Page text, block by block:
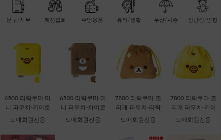
문구/사무 패션잡화 주방용품 뷰티/생활 우산/시즌 장난감/인형
6500 리락쿠마 미
니 파우치-키이로
이토리 [C2-06871
도매회원전용
6500 리락쿠마 미
니 파우치-차이로
이코구마 [C2-068
도매회원전용
7800 리락쿠마 조
리개 파우치-리락
쿠마 [C2-068735]
도매회원전용
7800 리락쿠마 조
리개 파우치-키이
로이토리 [C2-068
도매회원전용